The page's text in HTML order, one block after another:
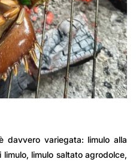
davvero variegata: limulo alla
limulo saltato agrodolce,